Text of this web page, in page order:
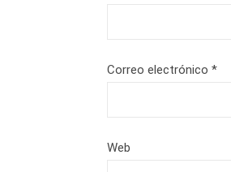
Correo electrónico *
Web